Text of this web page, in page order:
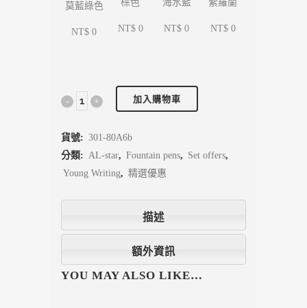
莫藍綠色
NT$ 0
棕色
NT$ 0
海水藍
NT$ 0
紫羅蘭
NT$ 0
加入購物車
貨號: 301-80A6b
分類: AL-star, Fountain pens, Set offers,
Young Writing, 精選優惠
描述
額外資訊
YOU MAY ALSO LIKE…